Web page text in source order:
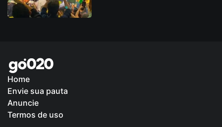
Home
Envie sua pauta
Anuncie
Termos de uso